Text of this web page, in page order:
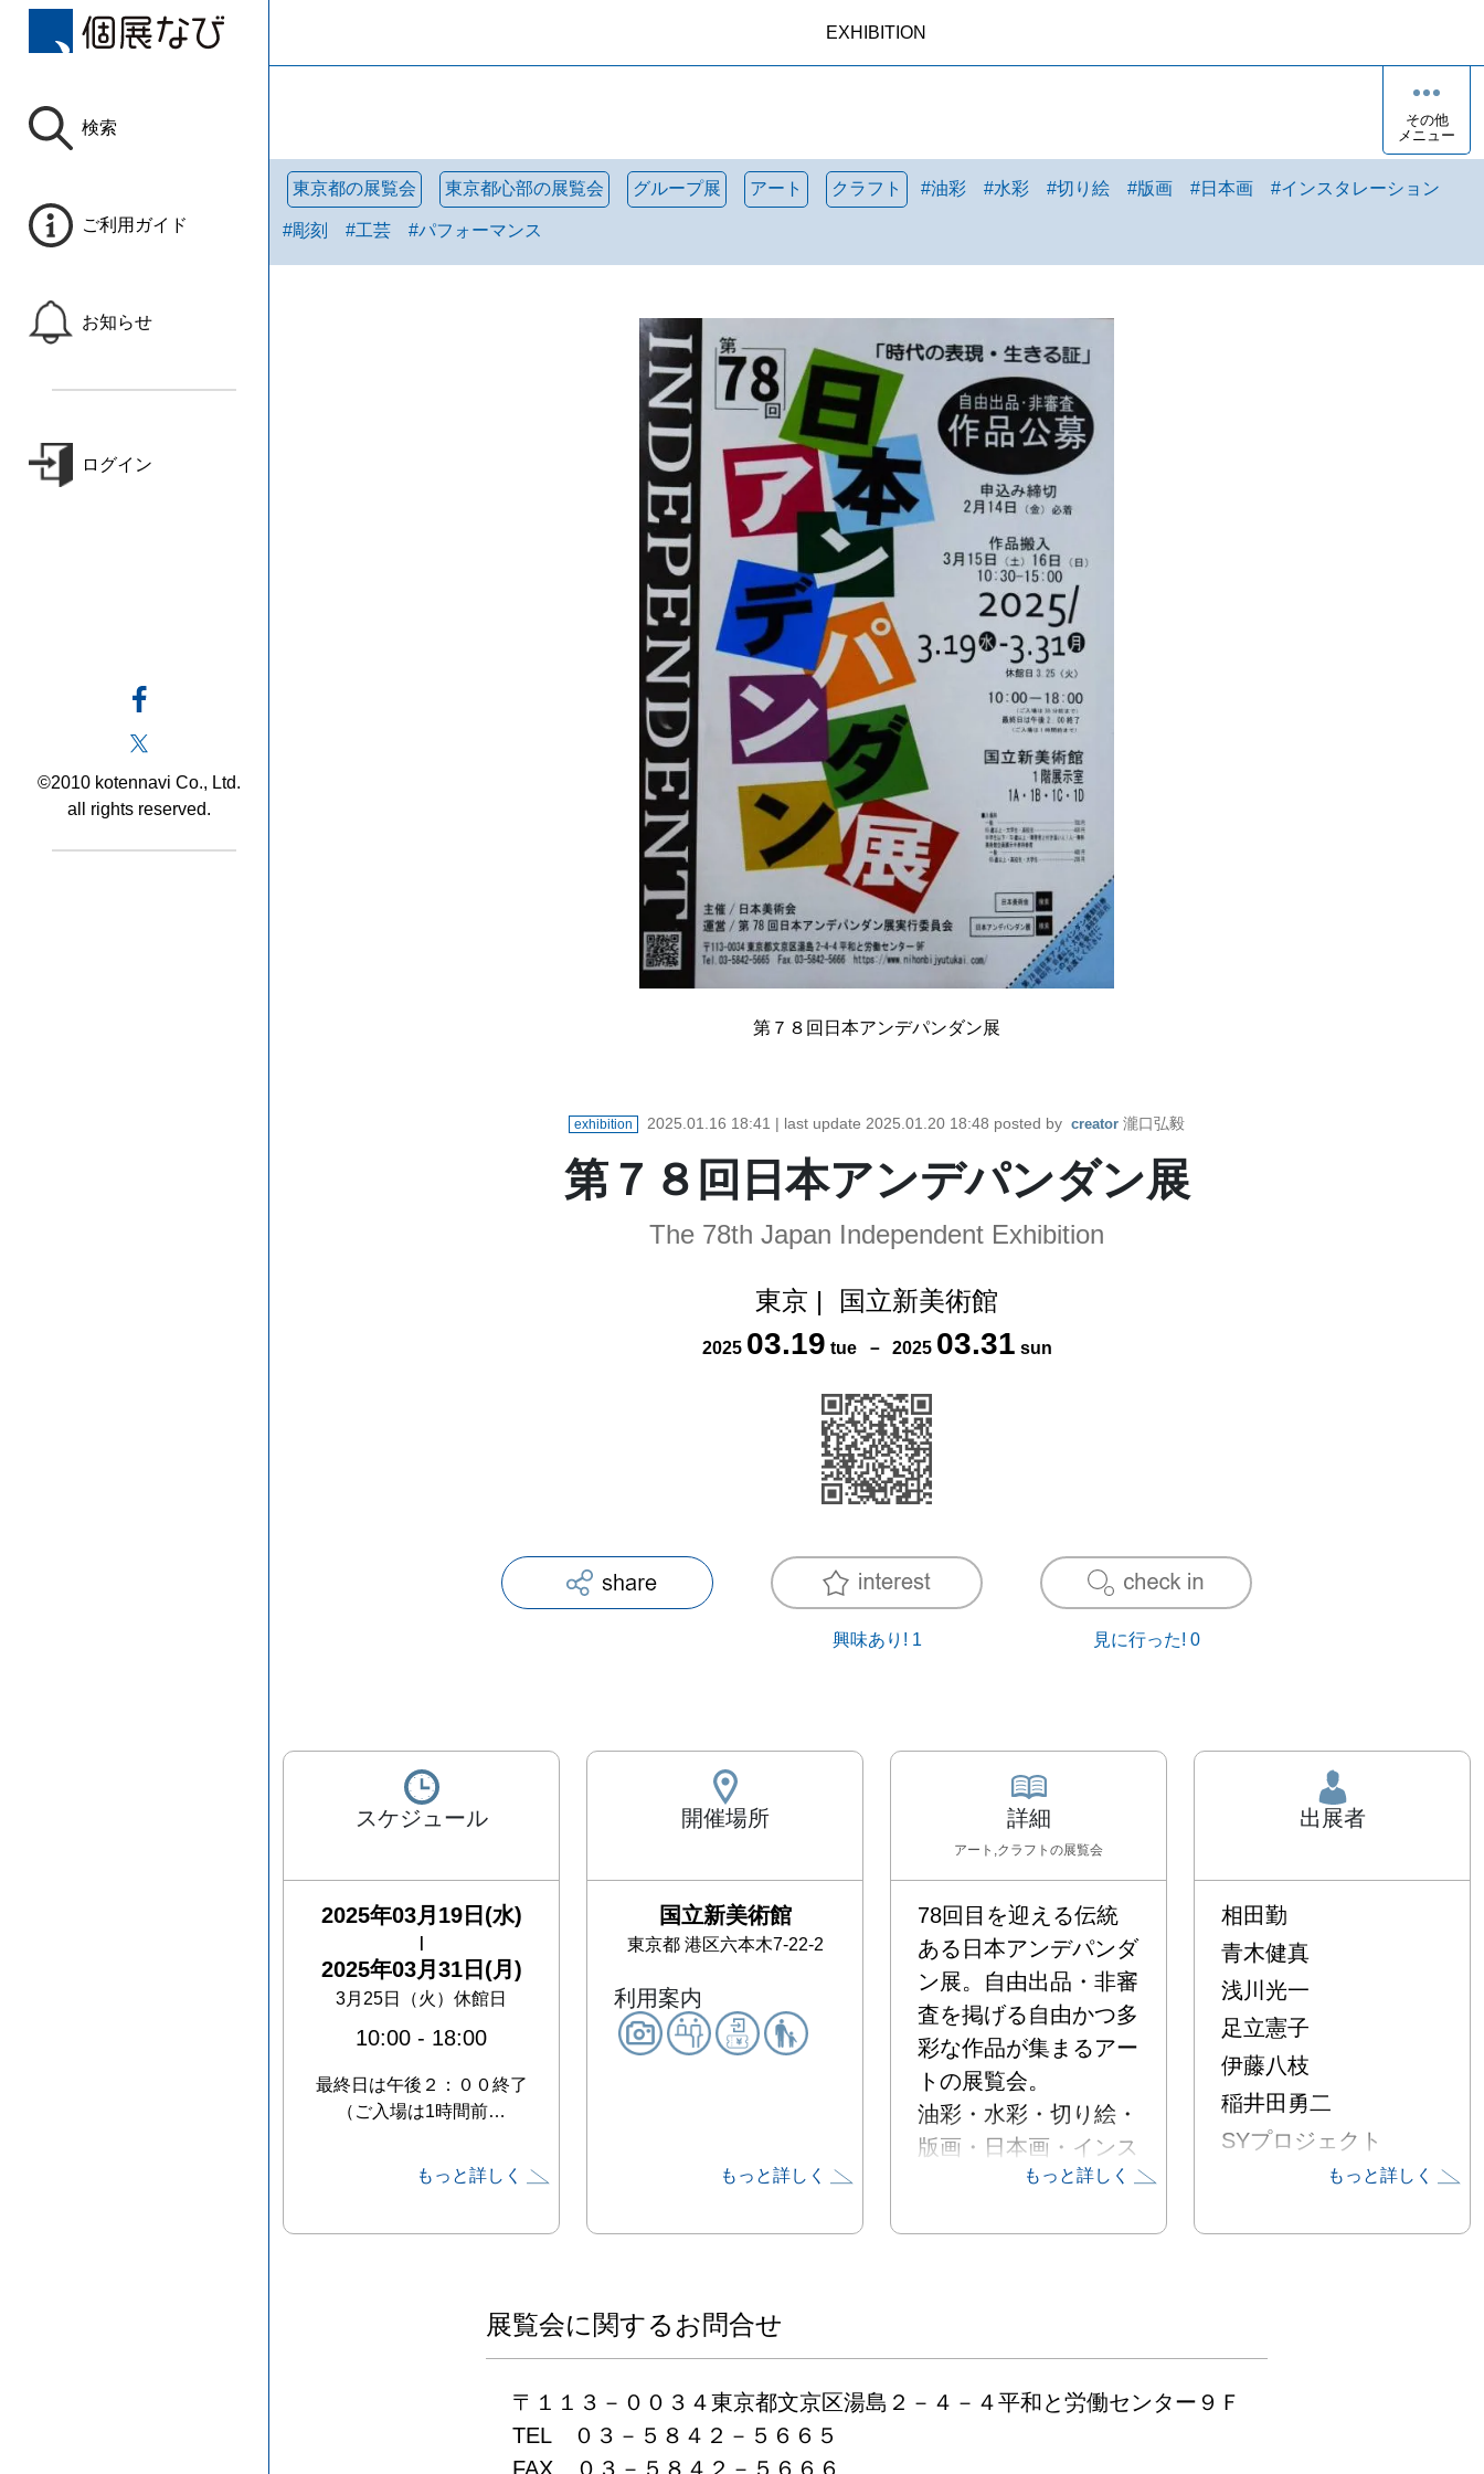
検索
ご利用ガイド
お知らせ
ログイン
©2010 kotennavi Co., Ltd.
all rights reserved.
EXHIBITION
その他
メニュー
東京都の展覧会 東京都心部の展覧会 グループ展 アート クラフト #油彩 #水彩 #切り絵 #版画 #日本画 #インスタレーション
#彫刻 #工芸 #パフォーマンス
第７８回日本アンデパンダン展
exhibition 2025.01.16 18:41 | last update 2025.01.20 18:48 posted by creator 瀧口弘毅
第７８回日本アンデパンダン展
The 78th Japan Independent Exhibition
東京 | 国立新美術館
2025 03.19 tue－ 2025 03.31 sun
興味あり! 1 見に行った! 0
スケジュール
2025年03月19日(水)
2025年03月31日(月)
3月25日（火）休館日
10:00 - 18:00
最終日は午後２：００終了
（ご入場は1時間前…
もっと詳しく
開催場所
国立新美術館
東京都 港区六本木7-22-2
利用案内
もっと詳しく
詳細
アート,クラフト の展覧会
78回目を迎える伝統
ある日本アンデパンダ
ン展。自由出品・非審
査を掲げる自由かつ多
彩な作品が集まるアー
トの展覧会。
油彩・水彩・切り絵・
版画・日本画・インス
タレーション・彫刻・
もっと詳しく
出展者
相田勤
青木健真
浅川光一
足立憲子
伊藤八枝
稲井田勇二
SYプロジェクト
大島美枝子もっと詳しく
展覧会に関するお問合せ
〒１１３－００３４東京都文京区湯島２－４－４平和と労働センター９Ｆ
TEL　０３－５８４２－５６６５
FAX　０３－５８４２－５６６６